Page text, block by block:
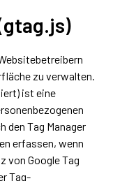
zu verwalten.
ist eine
den Tag Manager
erfassen, wenn
von Google Tag
Tag-